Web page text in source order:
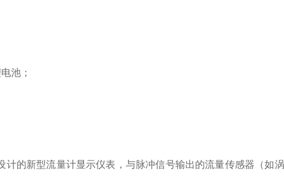
池；
计的新型流量计显示仪表，与脉冲信号输出的流量传感器（如